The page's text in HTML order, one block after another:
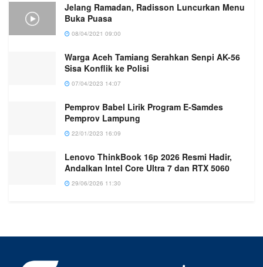
Jelang Ramadan, Radisson Luncurkan Menu
Buka Puasa
08/04/2021 09:00
Warga Aceh Tamiang Serahkan Senpi AK-56
Sisa Konflik ke Polisi
07/04/2023 14:07
Pemprov Babel Lirik Program E-Samdes
Pemprov Lampung
22/01/2023 16:09
Lenovo ThinkBook 16p 2026 Resmi Hadir,
Andalkan Intel Core Ultra 7 dan RTX 5060
29/06/2026 11:30